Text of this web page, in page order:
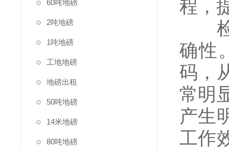
程，
检
确性
码，
常明
产生
工作
60吨地磅
2吨地磅
1吨地磅
工地地磅
地磅出租
50吨地磅
14米地磅
80吨地磅